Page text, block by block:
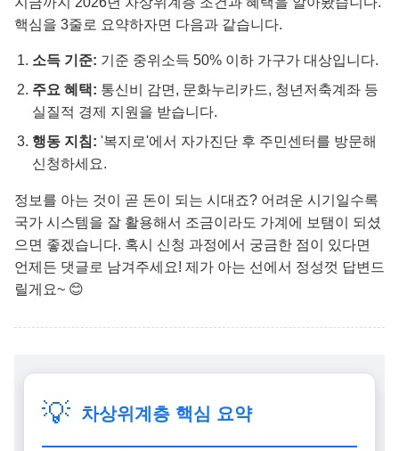
핵심을 3줄로 요약하자면 다음과 같습니다.
소득 기준: 기준 중위소득 50% 이하 가구가 대상입니다.
주요 혜택: 통신비 감면, 문화누리카드, 청년저축계좌 등
실질적 경제 지원을 받습니다.
행동 지침: '복지로'에서 자가진단 후 주민센터를 방문해
신청하세요.
정보를 아는 것이 곧 돈이 되는 시대죠? 어려운 시기일수록
국가 시스템을 잘 활용해서 조금이라도 가계에 보탬이 되셨
으면 좋겠습니다. 혹시 신청 과정에서 궁금한 점이 있다면
언제든 댓글로 남겨주세요! 제가 아는 선에서 정성껏 답변드
릴게요~ 😊
💡 차상위계층 핵심 요약